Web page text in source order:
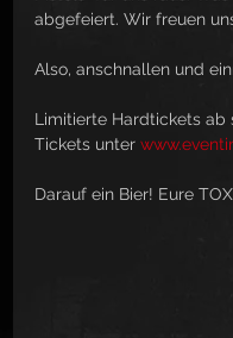
abgefeiert. Wir freuen
Also, anschnallen und
Limitierte Hardtickets ab
Tickets unter
Darauf ein Bier! Eure